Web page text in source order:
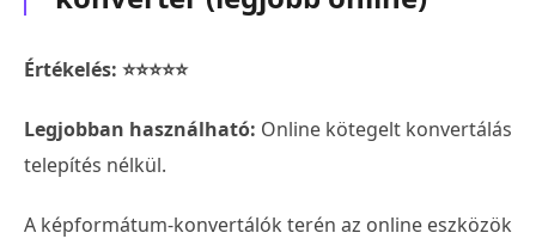
Értékelés: ⭐⭐⭐⭐⭐
Legjobban használható: Online kötegelt konvertálás
telepítés nélkül.
A képformátum-konvertálók terén az online eszközök